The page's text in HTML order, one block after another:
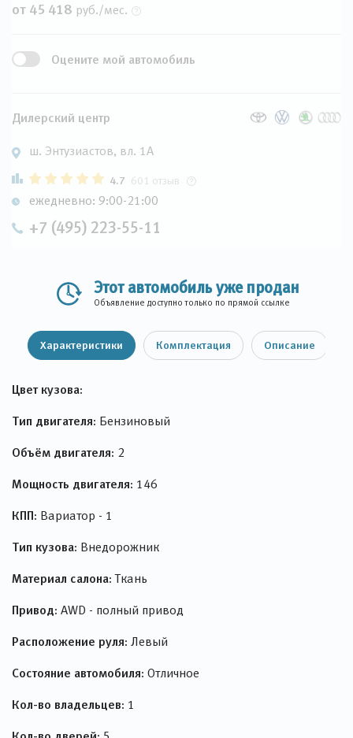
от 45 418 руб./мес.
Оцените мой автомобиль
Дилерский центр
ш. Энтузиастов, вл. 1А
4.7 601 отзыв
ежедневно: 9:00-21:00
+7 (495) 223-55-11
Этот автомобиль уже продан
Объявление доступно только по прямой ссылке
Характеристики Комплектация Описание
Цвет кузова:
Тип двигателя: Бензиновый
Объём двигателя: 2
Мощность двигателя: 146
КПП: Вариатор - 1
Тип кузова: Внедорожник
Материал салона: Ткань
Привод: AWD - полный привод
Расположение руля: Левый
Состояние автомобиля: Отличное
Кол-во владельцев: 1